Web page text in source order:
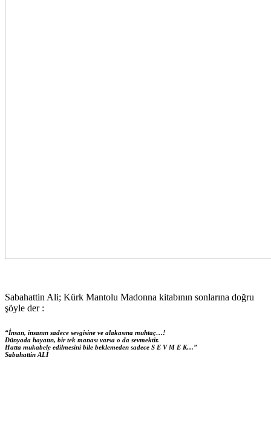
Sabahattin Ali; Kürk Mantolu Madonna kitabının sonlarına doğru
şöyle der :
“İnsan, insanın sadece sevgisine ve alakasına muhtaç…!
Dünyada hayatın, bir tek manası varsa o da sevmektir.
Hatta mukabele edilmesini bile beklemeden sadece S E V M E K…”
Sabahattin ALİ